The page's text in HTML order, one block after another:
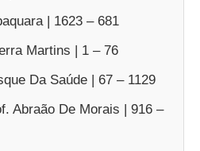
| 1623 – 681
Martins | 1 – 76
Da Saúde | 67 – 1129
Abraão De Morais | 916 –